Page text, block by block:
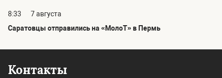
8:33
7 августа
Саратовцы отправились на «МолоТ» в Пермь
Контакты